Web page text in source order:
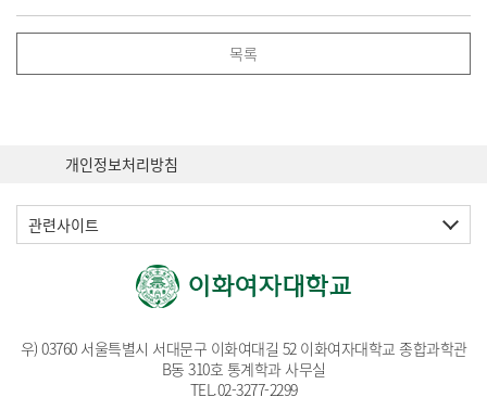
목록
개인정보처리방침
관련사이트
우) 03760 서울특별시 서대문구 이화여대길 52 이화여자대학교 종합과학관
B동 310호 통계학과 사무실
TEL.02-3277-2299